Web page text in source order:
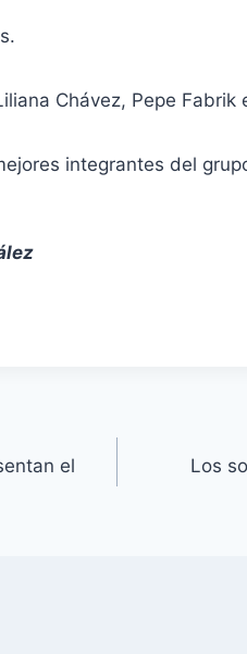
Chávez, Pepe Fabrik
integrantes del
el
Los